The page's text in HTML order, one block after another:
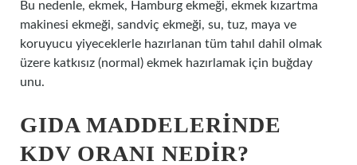
Bu nedenle, ekmek, Hamburg ekmeği, ekmek kızartma
makinesi ekmeği, sandviç ekmeği, su, tuz, maya ve
koruyucu yiyeceklerle hazırlanan tüm tahıl dahil olmak
üzere katkısız (normal) ekmek hazırlamak için buğday
unu.
GIDA MADDELERINDE
KDV ORANI NEDIR?